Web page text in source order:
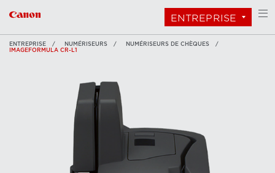
ENTREPRISE
ENTREPRISE NUMÉRISEURS
NUMÉRISEURS DE CHÈQUES
IMAGEFORMULA CR-L1